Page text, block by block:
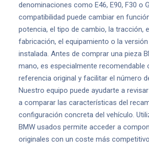
denominaciones como E46, E90, F30 o
compatibilidad puede cambiar en
potencia, el tipo de cambio, la tracción,
fabricación, el equipamiento o la
instalada. Antes de comprar una pieza
mano, es especialmente recomendable
referencia original y facilitar el número
Nuestro equipo puede ayudarte a
a comparar las características del
configuración concreta del vehículo.
BMW usados permite acceder a
originales con un coste más